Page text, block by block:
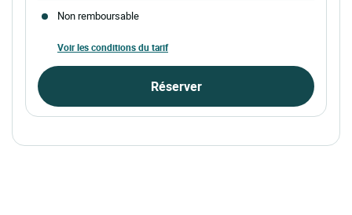
Non remboursable
Voir les conditions du tarif
Réserver